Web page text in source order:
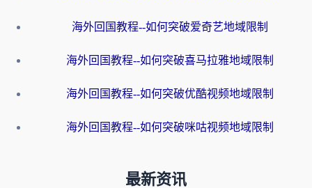
海外回国教程--如何突破爱奇艺地域限制
海外回国教程--如何突破喜马拉雅地域限制
海外回国教程--如何突破优酷视频地域限制
海外回国教程--如何突破咪咕视频地域限制
最新资讯